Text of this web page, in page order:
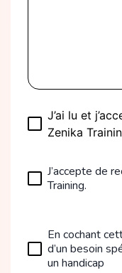
J’ai lu et
Zenika
J’accepte de
Training.
En cochant
d’un besoin
un handicap